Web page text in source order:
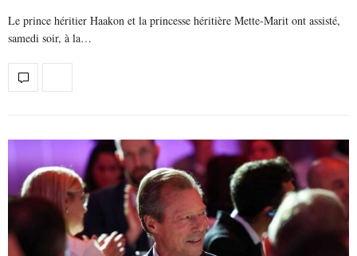
Le prince héritier Haakon et la princesse héritière Mette-Marit ont assisté,
samedi soir, à la…